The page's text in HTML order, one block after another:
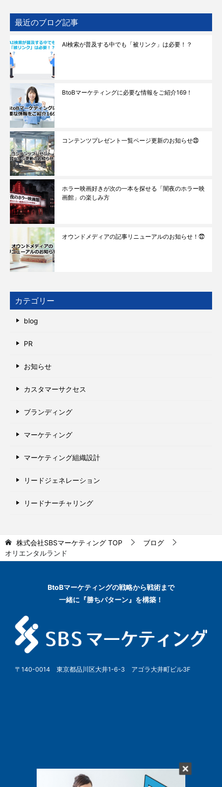
最近のブログ記事
AI検索が普及する中でも「被リンク」は必要！？
BtoBマーケティングに必要な情報をご紹介169！
コンテンツプレゼント一覧ページ更新のお知らせ㉓
ホラー映画好きが次の一本を探せる「闇夜のホラー映
画館」の楽しみ方
オウンドメディアの記事リニューアルのお知らせ！㉒
カテゴリー
blog
PR
お知らせ
カスタマーサクセス
ブランディング
マーケティング
マーケティング組織設計
リードジェネレーション
リードナーチャリング
株式会社SBSマーケティング TOP
ブログ
オリエンタルランド
BtoBマーケティングの戦略から戦術まで
一緒に『勝ちパターン』を構築！
〒140-0014 東京都品川区大井1-6-3 アゴラ大井町ビル3F